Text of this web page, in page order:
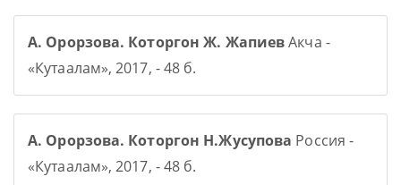
А. Орорзова. Которгон Ж. ЖапиевАкча -
«Кутаалам», 2017, - 48 б.
А. Орорзова. Которгон Н.Жусупова Россия -
«Кутаалам», 2017, - 48 б.